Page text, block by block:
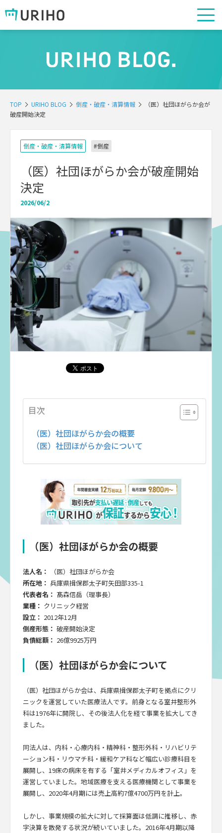
TOP URIHO BLOG 倒産・破産・清算情報
（医）社団ほがらか会が
破産開始決定
倒産・破産・清算情報 #倒産
（医）社団ほがらか会が破産開始
決定
2026/06/2
目次
（医）社団ほがらか会の概要
（医）社団ほがらか会について
（医）社団ほがらか会の概要
法人名：
（医）社団ほがらか会
所在地： 兵庫県揖保郡太子町矢田部335-1
代表者名： 髙森信岳（理事長）
業種： クリニック経営
設立： 2012年12月
倒産形態： 破産開始決定
負債総額： 26億9925万円
（医）社団ほがらか会について
（医）社団ほがらか会は、兵庫県揖保郡太子町を拠点にクリ
ニックを運営していた医療法人です。前身となる室井整形外
科は1976年に開院し、その後法人化を経て事業を拡大してき
ました。
同法人は、内科・心療内科・精神科・整形外科・リハビリテ
ーション科・リウマチ科・緩和ケア科など幅広い診療科目を
展開し、19床の病床を有する「室井メディカルオフィス」を
運営していました。地域医療を支える医療機関として事業を
展開し、2020年4月期には売上高約7億4700万円を計上。
しかし、事業規模の拡大に対して採算面は低調に推移し、赤
字決算を散発する状況が続いていました。2016年4月期以降